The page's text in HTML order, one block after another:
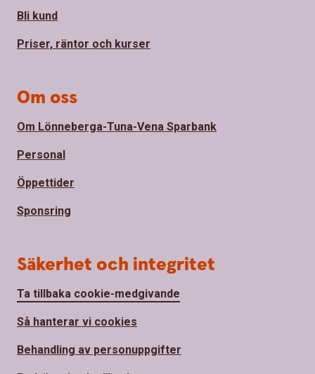
Bli kund
Priser, räntor och kurser
Om oss
Om Lönneberga-Tuna-Vena Sparbank
Personal
Öppettider
Sponsring
Säkerhet och integritet
Ta tillbaka cookie-medgivande
Så hanterar vi cookies
Behandling av personuppgifter